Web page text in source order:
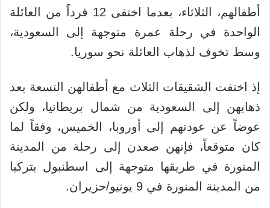
أطفالهم، الثلاثاء، بعدما اختفى 12 فرداً من العائلة
الواحدة في رحلة عمرة متوجهة إلى السعودية،
وسط تخوف لذهاب العائلة نحو سوريا.
إذ اختفت الشقيقات الثلاث مع أطفالهن التسعة بعد
ذهابهن إلى السعودية من شمال بريطانيا، ولكن
عوضاً عن عودتهم إلى أوروبا، الخميس، وفقاً لما
كان متوقعاً، فإنهن صعدن إلى رحلة من المدينة
المنورة في طريقها متوجهة إلى اسطنبول بتركيا
من المدينة المنورة في 9 يونيو/حزيران.